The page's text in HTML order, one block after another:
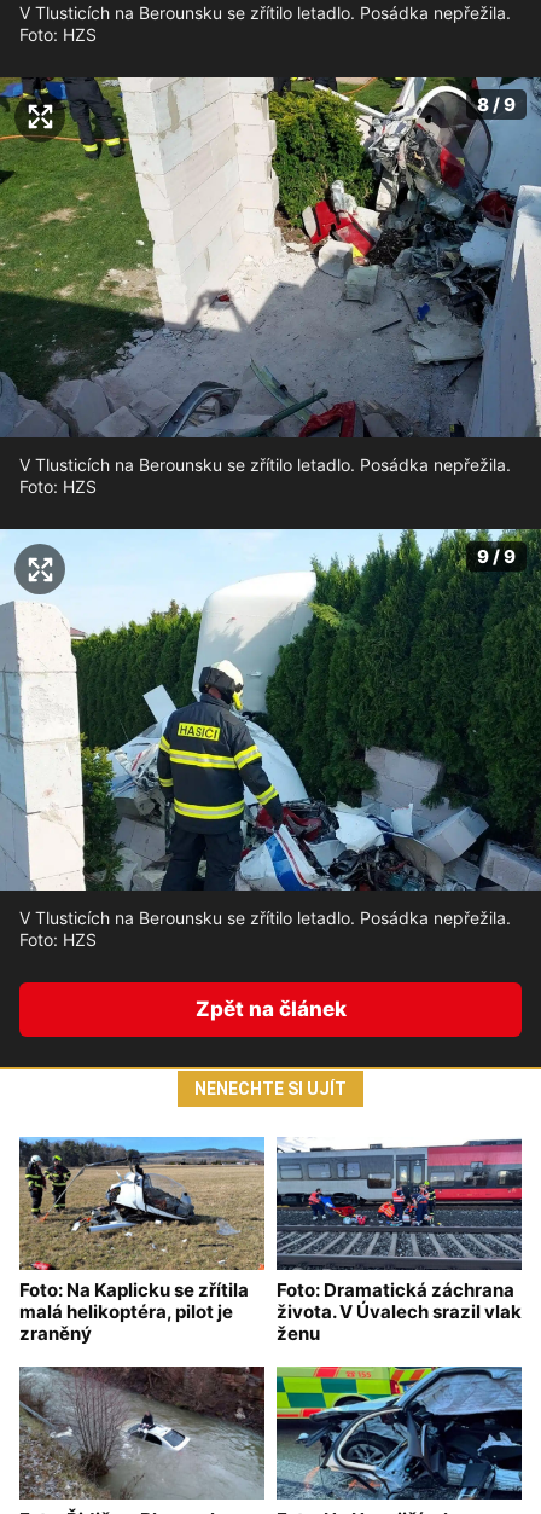
V Tlusticích na Berounsku se zřítilo letadlo. Posádka nepřežila.
Foto: HZS
8 / 9
V Tlusticích na Berounsku se zřítilo letadlo. Posádka nepřežila.
Foto: HZS
9 / 9
V Tlusticích na Berounsku se zřítilo letadlo. Posádka nepřežila.
Foto: HZS
Zpět na článek
NENECHTE SI UJÍT
Foto: Na Kaplicku se zřítila
malá helikoptéra, pilot je
zraněný
Foto: Dramatická záchrana
života. V Úvalech srazil vlak
ženu